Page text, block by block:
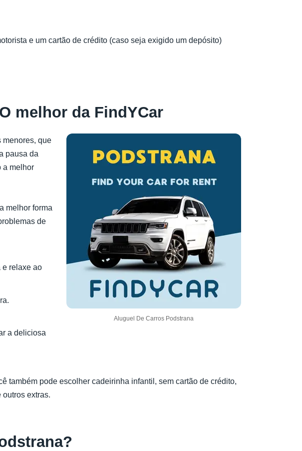
e um cartão de crédito (caso seja exigido um depósito)
melhor da FindYCar
Aluguel De Carros Podstrana
menores, que
pausa da
a melhor
melhor forma
de
e relaxe ao
a deliciosa
também pode escolher cadeirinha infantil, sem cartão de crédito,
extras.